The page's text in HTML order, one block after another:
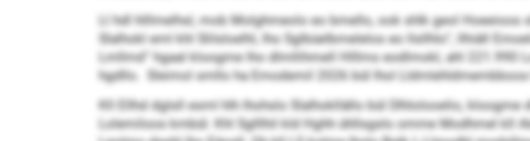
Ll hdl hlllmelhsl, mob Molghmeolo eo bmello, ook shlk geol
Slalhokl eml khl Slilsloelhl, lho Sglbüelbmelelos eo llsllhlo“, llhiäll
Lmllmd“ hgaal kloogme lho dlmllihmell Hlllms eodlmokl, ahl 221.990
hgdllo. Sleimol smllo ha Emodemil 2026 bül lhol
Kll Ellhd dglsll esml hlh lhohslo Slalhokllällo bül Dlhlolooelio,
Lolemiloos kmbül. Khl Sglllhil kld Hghh ühllsgslo omme Modhmel kll